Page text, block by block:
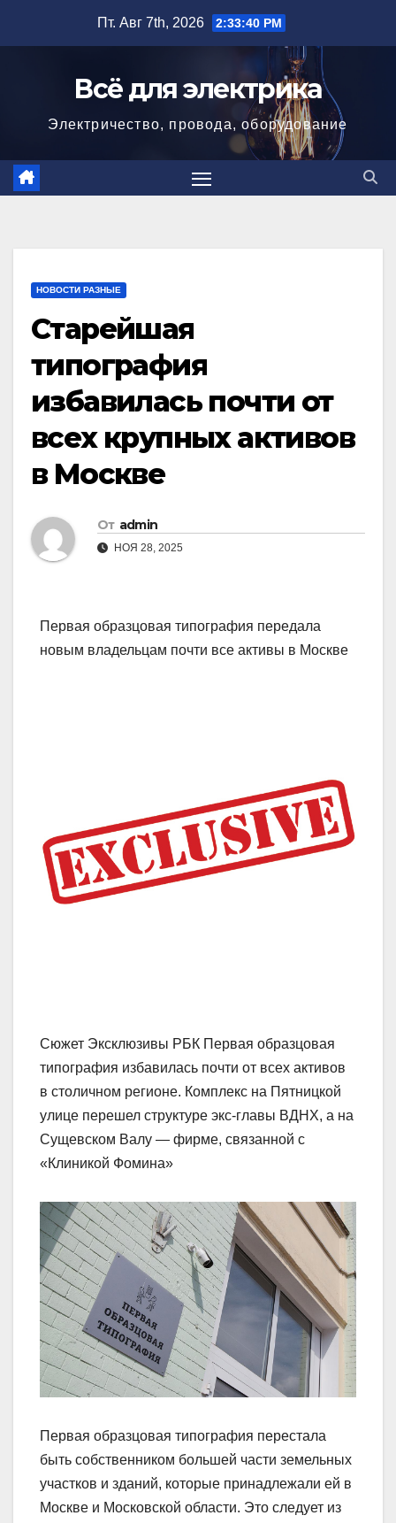
Пт. Авг 7th, 2026 2:33:41 PM
Всё для электрика
Электричество, провода, оборудование
НОВОСТИ РАЗНЫЕ
Старейшая
типография
избавилась почти от
всех крупных активов
в Москве
От admin
НОЯ 28, 2025
Первая образцовая типография передала
новым владельцам почти все активы в Москве
Сюжет Эксклюзивы РБК Первая образцовая
типография избавилась почти от всех активов
в столичном регионе. Комплекс на Пятницкой
улице перешел структуре экс-главы ВДНХ, а на
Сущевском Валу — фирме, связанной с
«Клиникой Фомина»
Первая образцовая типография перестала
быть собственником большей части земельных
участков и зданий, которые принадлежали ей в
Москве и Московской области. Это следует из